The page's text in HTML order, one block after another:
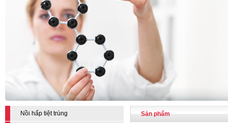
Nồi hấp tiệt trùng Sản phẩm